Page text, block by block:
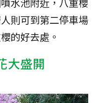
則可到第二停車場
的好去處。
大盛開